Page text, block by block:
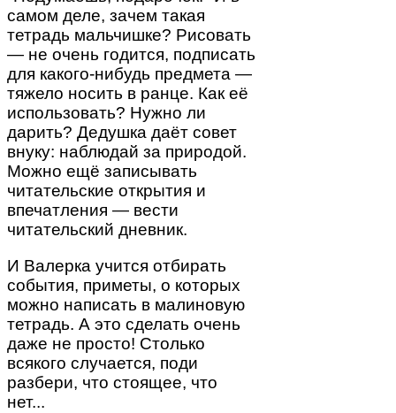
самом деле, зачем такая
тетрадь мальчишке? Рисовать
— не очень годится, подписать
для какого-нибудь предмета —
тяжело носить в ранце. Как её
использовать? Нужно ли
дарить? Дедушка даёт совет
внуку: наблюдай за природой.
Можно ещё записывать
читательские открытия и
впечатления — вести
читательский дневник.
И Валерка учится отбирать
события, приметы, о которых
можно написать в малиновую
тетрадь. А это сделать очень
даже не просто! Столько
всякого случается, поди
разбери, что стоящее, что
нет...